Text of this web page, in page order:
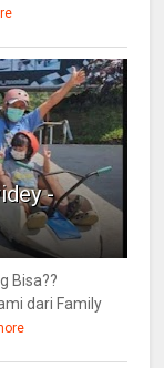
-
Bisa??
dari Family